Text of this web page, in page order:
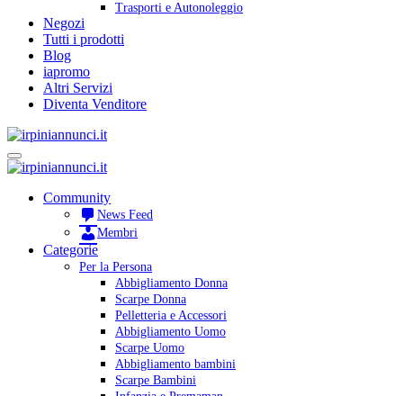
Trasporti e Autonoleggio
Negozi
Tutti i prodotti
Blog
iapromo
Altri Servizi
Diventa Venditore
Community
News Feed
Membri
Categorie
Per la Persona
Abbigliamento Donna
Scarpe Donna
Pelletteria e Accessori
Abbigliamento Uomo
Scarpe Uomo
Abbigliamento bambini
Scarpe Bambini